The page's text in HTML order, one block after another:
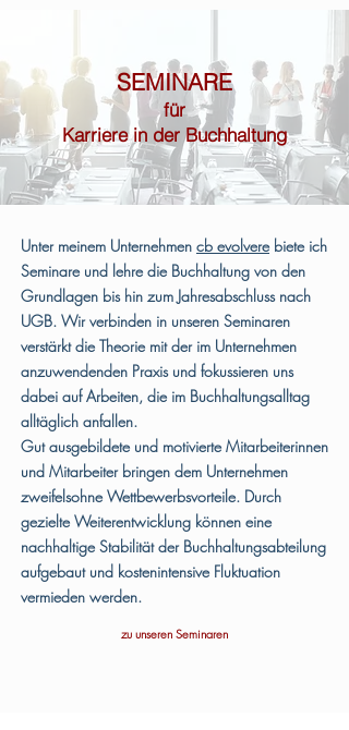
SEMINARE
für
Karriere in der Buchhaltung
Unter meinem Unternehmen cb evolverebiete ich
Seminare und lehre die Buchhaltung von den
Grundlagen bis hin zum Jahresabschluss nach
UGB. Wir verbinden in unseren Seminaren
verstärkt die Theorie mit der im Unternehmen
anzuwendenden Praxis und fokussieren uns
dabei auf Arbeiten, die im Buchhaltungsalltag
alltäglich anfallen.
Gut ausgebildete und motivierte Mitarbeiterinnen
und Mitarbeiter bringen dem Unternehmen
zweifelsohne Wettbewerbsvorteile. Durch
gezielte Weiterentwicklung können eine
nachhaltige Stabilität der Buchhaltungsabteilung
aufgebaut und kostenintensive Fluktuation
vermieden werden.
zu unseren Seminaren